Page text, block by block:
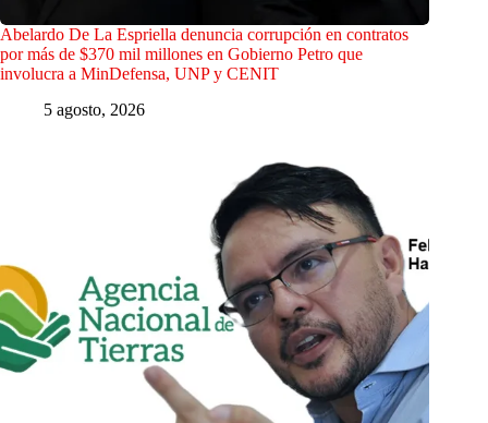
Abelardo De La Espriella denuncia corrupción en contratos
por más de $370 mil millones en Gobierno Petro que
involucra a MinDefensa, UNP y CENIT
5 agosto, 2026